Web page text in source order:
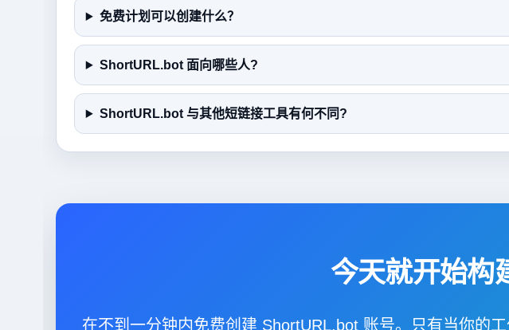
免费计划可以创建什么？
ShortURL.bot 面向哪些人?
ShortURL.bot 与其他短链接工具有何不同?
今天就开始构
在不到一分钟内免费创建 ShortURL.bot 账号。只有当你的